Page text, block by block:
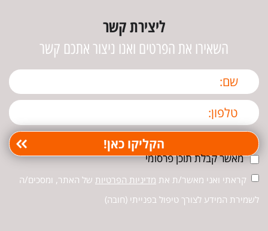
ליצירת קשר
השאירו את הפרטים ואנו ניצור אתכם קשר
מאשר קבלת תוכן פרסומי
קראתי ואני מאשר/ת את מדיניות הפרטיות של האתר, ומסכים/ה
לשמירת המידע לצורך טיפול בפנייתי (חובה)